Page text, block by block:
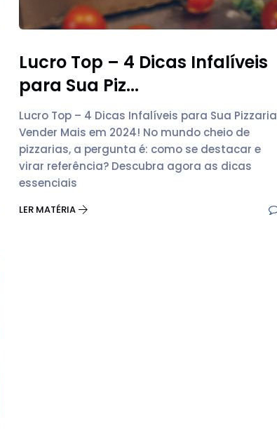
Lucro Top – 4 Dicas Infalíveis
para Sua Piz...
Lucro Top – 4 Dicas Infalíveis para Sua Pizzaria
Vender Mais em 2024! No mundo cheio de
pizzarias, a pergunta é: como se destacar e
virar referência? Descubra agora as dicas
essenciais
LER MATÉRIA